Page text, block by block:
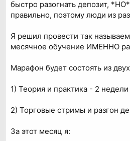
быстро разогнать депозит,
правильно, поэтому люди из
Я решил провести так
месячное обучение ИМЕННО
Марафон будет состоять из
1) Теория и практика - 2 недели
2) Торговые стримы и разгон
За этот месяц я: